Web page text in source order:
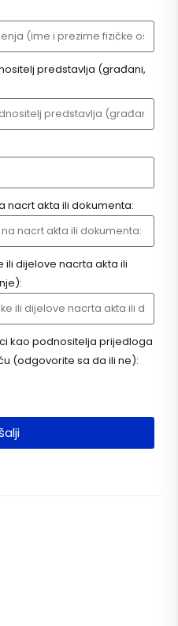
predstavlja (građani,
nacrt akta ili dokumenta:
dijelove nacrta akta ili
kao podnositelja prijedloga
(odgovorite sa da ili ne):